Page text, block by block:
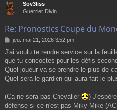
Sov3liss
Guerrier Divin
Re: Pronostics Coupe du
M
s
s
a
g
jeu. mai 21, 2026 3:52 pm
J'ai voulu te rendre service sur la
que tu concoctes pour les défis
Quel joueur va se prendre le plus de
Quel sera le gardien qui aura fait le
(Ca ne sera pas Chevalier
)
défense si ce n'est pas Miky Mike (AC